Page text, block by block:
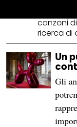
canzoni
ricerca di
Un
Gli